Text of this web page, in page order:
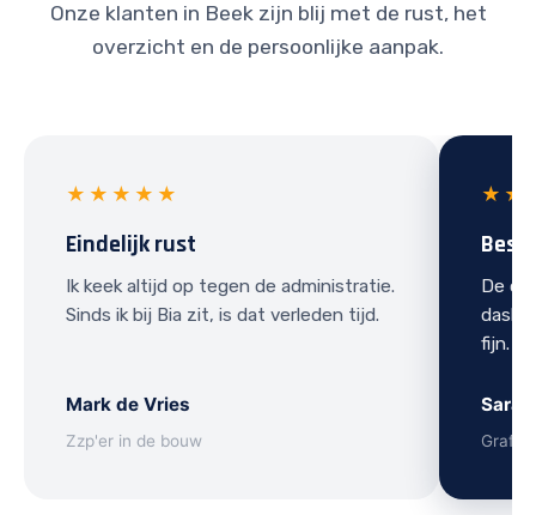
Onze klanten in Beek zijn blij met de rust, het
overzicht en de persoonlijke aanpak.
★★★★★
Eindelijk rust
Ik keek altijd op tegen de administratie.
Sinds ik bij Bia zit, is dat verleden tijd.
Mark de Vries
Zzp'er in de bouw
De
fijn.